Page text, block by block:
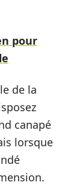
pour
de la
canapé
lorsque